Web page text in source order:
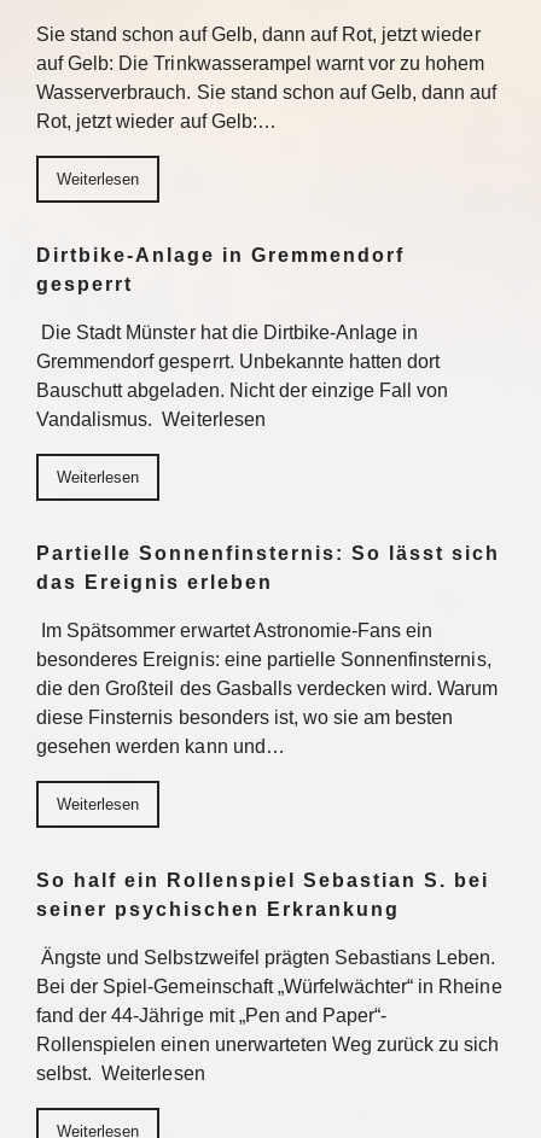
Sie stand schon auf Gelb, dann auf Rot, jetzt wieder
auf Gelb: Die Trinkwasserampel warnt vor zu hohem
Wasserverbrauch. Sie stand schon auf Gelb, dann auf
Rot, jetzt wieder auf Gelb:…
Weiterlesen
Dirtbike-Anlage in Gremmendorf
gesperrt
Die Stadt Münster hat die Dirtbike-Anlage in
Gremmendorf gesperrt. Unbekannte hatten dort
Bauschutt abgeladen. Nicht der einzige Fall von
Vandalismus. Weiterlesen
Weiterlesen
Partielle Sonnenfinsternis: So lässt sich
das Ereignis erleben
Im Spätsommer erwartet Astronomie-Fans ein
besonderes Ereignis: eine partielle Sonnenfinsternis,
die den Großteil des Gasballs verdecken wird. Warum
diese Finsternis besonders ist, wo sie am besten
gesehen werden kann und…
Weiterlesen
So half ein Rollenspiel Sebastian S. bei
seiner psychischen Erkrankung
Ängste und Selbstzweifel prägten Sebastians Leben.
Bei der Spiel-Gemeinschaft „Würfelwächter“ in Rheine
fand der 44-Jährige mit „Pen and Paper“-
Rollenspielen einen unerwarteten Weg zurück zu sich
selbst. Weiterlesen
Weiterlesen